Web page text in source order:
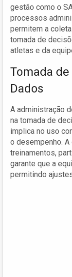
gestão como o
processos
permitem a
tomada de
atletas e da
Tomada de
Dados
A administração
na tomada de
implica no uso
o desempenho.
treinamentos,
garante que a
permitindo